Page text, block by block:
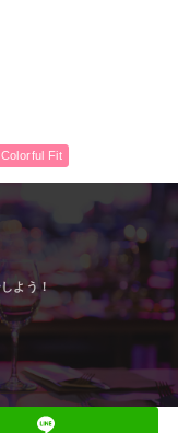
Colorful Fit